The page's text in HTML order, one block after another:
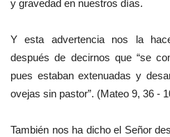
y gravedad en nuestros días.
Y esta advertencia nos la
después de decirnos que “se
pues estaban extenuadas y
ovejas sin pastor”. (Mateo 9, 36 -
También nos ha dicho el Señor